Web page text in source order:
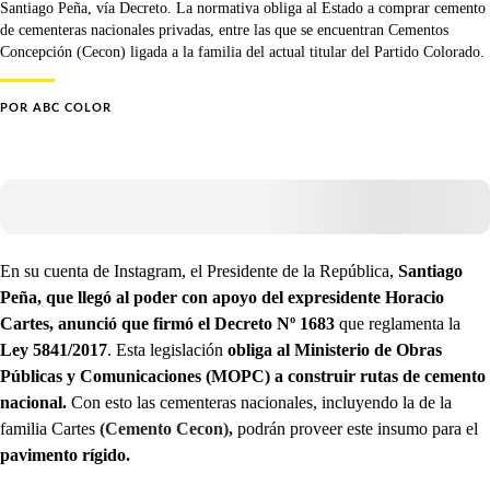
Santiago Peña, vía Decreto. La normativa obliga al Estado a comprar cemento
de cementeras nacionales privadas, entre las que se encuentran Cementos
Concepción (Cecon) ligada a la familia del actual titular del Partido Colorado.
POR ABC COLOR
En su cuenta de Instagram, el Presidente de la República, Santiago
Peña, que llegó al poder con apoyo del expresidente Horacio
Cartes, anunció que firmó el Decreto Nº 1683 que reglamenta la
Ley 5841/2017. Esta legislación obliga al Ministerio de Obras
Públicas y Comunicaciones (MOPC) a construir rutas de cemento
nacional. Con esto las cementeras nacionales, incluyendo la de la
familia Cartes (Cemento Cecon), podrán proveer este insumo para el
pavimento rígido.